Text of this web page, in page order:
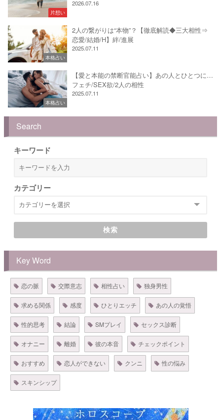
片想い
2026.07.16
本格占い
2人の繋がりは“本物”？【徹底解読◆三大相性⇒
恋愛/結婚/H】絆/進展
2025.07.11
本格占い
【愛と本能の禁断官能占い】あの人とひとつに…
フェチ/SEX欲/2人の相性
2025.07.11
Search
キーワード
カテゴリー
検索
Key Word
恋の脈 交際意志 相性占い 独身男性
求める関係 感度 ひとりエッチ あの人の覚悟
性的思考 結論 SMプレイ セックス診断
オナニー 離婚 彼の本音 チェックポイント
おすすめ 恋人ができない クンニ 性の悩み
スキンシップ